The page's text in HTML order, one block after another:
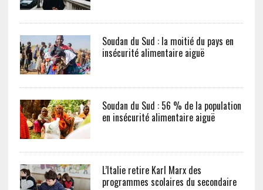
Soudan du Sud : la moitié du pays en
insécurité alimentaire aiguë
Soudan du Sud : 56 % de la population
en insécurité alimentaire aiguë
L’Italie retire Karl Marx des
programmes scolaires du secondaire